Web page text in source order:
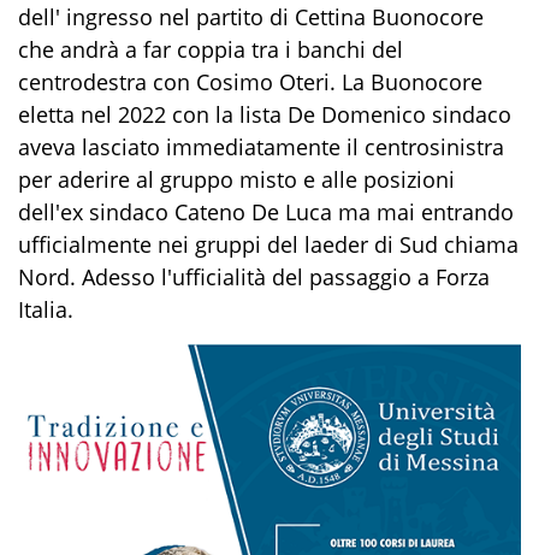
dell' ingresso nel partito di Cettina Buonocore
che andrà a far coppia tra i banchi del
centrodestra con Cosimo Oteri. La Buonocore
eletta nel 2022 con la lista De Domenico sindaco
aveva lasciato immediatamente il centrosinistra
per aderire al gruppo misto e alle posizioni
dell'ex sindaco Cateno De Luca ma mai entrando
ufficialmente nei gruppi del laeder di Sud chiama
Nord. Adesso l'ufficialità del passaggio a Forza
Italia.